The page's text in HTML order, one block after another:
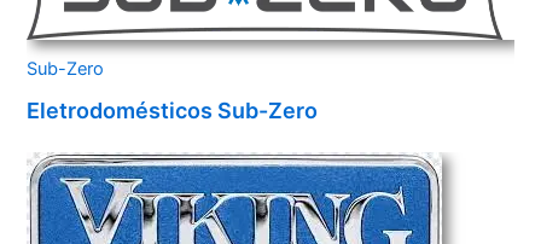
Sub-Zero
Eletrodomésticos Sub-Zero